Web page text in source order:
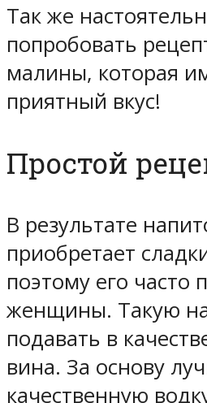
Так же
попробовать
малины, которая
приятный вкус!
Простой
В результате
приобретает
поэтому его часто
женщины. Такую
подавать в
вина. За основу
качественную